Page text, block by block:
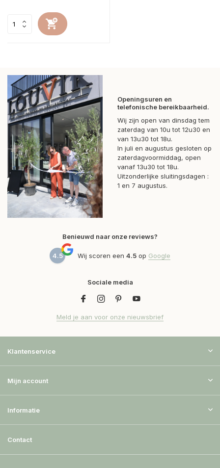
Openingsuren en
telefonische bereikbaarheid.
Wij zijn open van dinsdag tem
zaterdag van 10u tot 12u30 en
van 13u30 tot 18u.
In juli en augustus gesloten op
zaterdagvoormiddag, open
vanaf 13u30 tot 18u.
Uitzonderlijke sluitingsdagen :
1 en 7 augustus.
Benieuwd naar onze reviews?
4.5 Wij scoren een 4.5 op Google
Sociale media
Meld je aan voor onze nieuwsbrief
Klantenservice
Mijn account
Informatie
Contact